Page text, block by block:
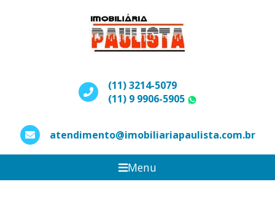
(11) 3214-5079
(11) 9 9906-5905
atendimento@imobiliariapaulista.com.br
Menu